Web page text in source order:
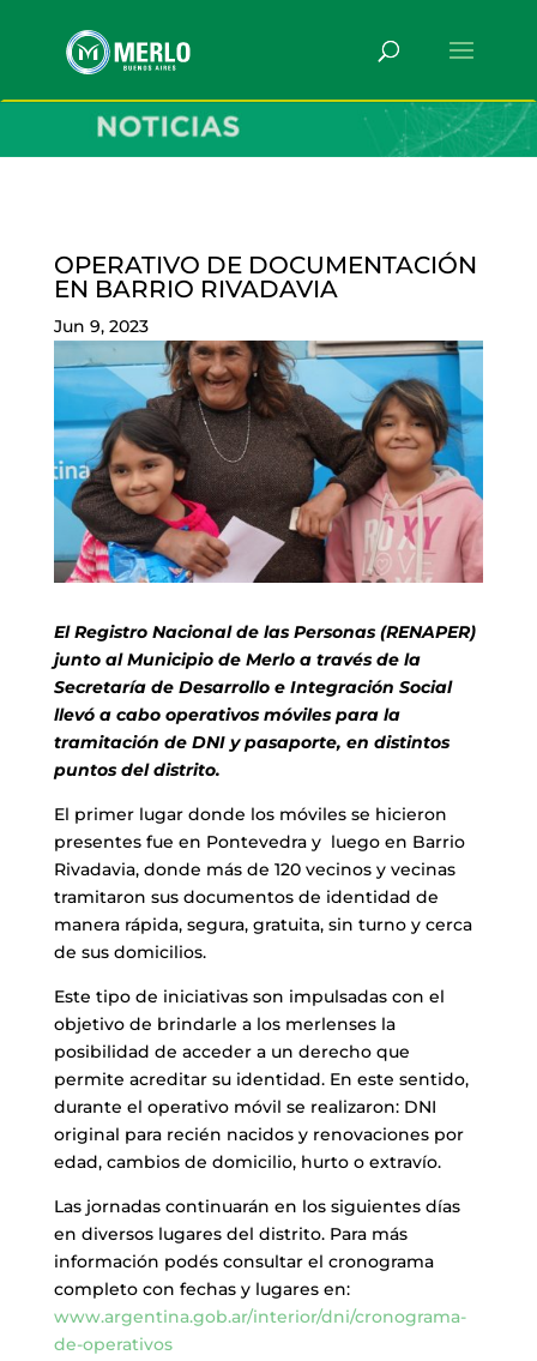
OPERATIVO DE DOCUMENTACIÓN
EN BARRIO RIVADAVIA
Jun 9, 2023
El Registro Nacional de las Personas (RENAPER)
junto al Municipio de Merlo a través de la
Secretaría de Desarrollo e Integración Social
llevó a cabo operativos móviles para la
tramitación de DNI y pasaporte, en distintos
puntos del distrito.
El primer lugar donde los móviles se hicieron
presentes fue en Pontevedra y luego en Barrio
Rivadavia, donde más de 120 vecinos y vecinas
tramitaron sus documentos de identidad de
manera rápida, segura, gratuita, sin turno y cerca
de sus domicilios.
Este tipo de iniciativas son impulsadas con el
objetivo de brindarle a los merlenses la
posibilidad de acceder a un derecho que
permite acreditar su identidad. En este sentido,
durante el operativo móvil se realizaron: DNI
original para recién nacidos y renovaciones por
edad, cambios de domicilio, hurto o extravío.
Las jornadas continuarán en los siguientes días
en diversos lugares del distrito. Para más
información podés consultar el cronograma
completo con fechas y lugares en:
www.argentina.gob.ar/interior/dni/cronograma-
de-operativos